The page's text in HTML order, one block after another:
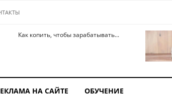
Как копить, чтобы зарабатывать...
НА САЙТЕ ОБУЧЕНИЕ